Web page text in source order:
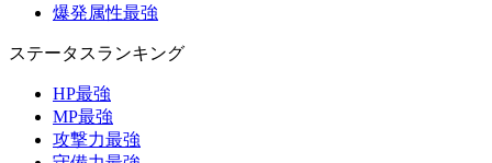
爆発属性最強
ステータスランキング
HP最強
MP最強
攻撃力最強